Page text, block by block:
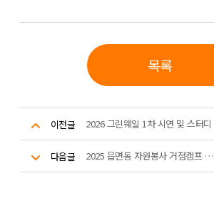
목록
이전글 2026 그린웨일 1차 시연 및 스터디
다음글 2025 읍면동 자원봉사 거점캠프 우수사례공유회